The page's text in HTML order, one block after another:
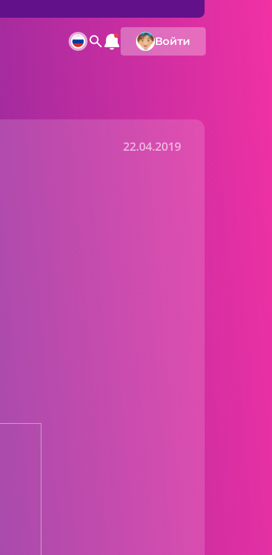
Войти
22.04.2019